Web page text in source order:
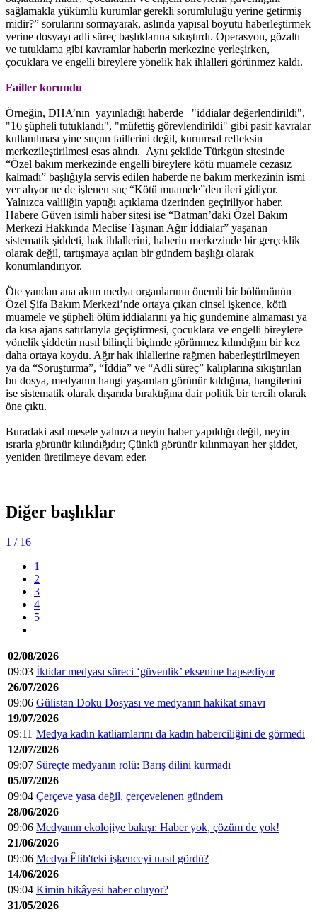
sağlamakla yükümlü kurumlar gerekli sorumluluğu yerine getirmiş
midir?” sorularını sormayarak, aslında yapısal boyutu haberleştirmek
yerine dosyayı adli süreç başlıklarına sıkıştırdı. Operasyon, gözaltı
ve tutuklama gibi kavramlar haberin merkezine yerleşirken,
çocuklara ve engelli bireylere yönelik hak ihlalleri görünmez kaldı.
Failler korundu
Örneğin, DHA’nın yayınladığı haberde "iddialar değerlendirildi",
"16 şüpheli tutuklandı", "müfettiş görevlendirildi" gibi pasif kavralar
kullanılması yine suçun faillerini değil, kurumsal refleksin
merkezileştirilmesi esas alındı. Aynı şekilde Türkgün sitesinde
“Özel bakım merkezinde engelli bireylere kötü muamele cezasız
kalmadı” başlığıyla servis edilen haberde ne bakım merkezinin ismi
yer alıyor ne de işlenen suç “Kötü muamele”den ileri gidiyor.
Yalnızca valiliğin yaptığı açıklama üzerinden geçiriliyor haber.
Habere Güven isimli haber sitesi ise “Batman’daki Özel Bakım
Merkezi Hakkında Meclise Taşınan Ağır İddialar” yaşanan
sistematik şiddeti, hak ihlallerini, haberin merkezinde bir gerçeklik
olarak değil, tartışmaya açılan bir gündem başlığı olarak
konumlandırıyor.
Öte yandan ana akım medya organlarının önemli bir bölümünün
Özel Şifa Bakım Merkezi’nde ortaya çıkan cinsel işkence, kötü
muamele ve şüpheli ölüm iddialarını ya hiç gündemine almaması ya
da kısa ajans satırlarıyla geçiştirmesi, çocuklara ve engelli bireylere
yönelik şiddetin nasıl bilinçli biçimde görünmez kılındığını bir kez
daha ortaya koydu. Ağır hak ihlallerine rağmen haberleştirilmeyen
ya da “Soruşturma”, “İddia” ve “Adli süreç” kalıplarına sıkıştırılan
bu dosya, medyanın hangi yaşamları görünür kıldığına, hangilerini
ise sistematik olarak dışarıda bıraktığına dair politik bir tercih olarak
öne çıktı.
Buradaki asıl mesele yalnızca neyin haber yapıldığı değil, neyin
ısrarla görünür kılındığıdır; Çünkü görünür kılınmayan her şiddet,
yeniden üretilmeye devam eder.
Diğer başlıklar
1 / 16
1
2
3
4
5
02/08/2026
09:03 İktidar medyası süreci ‘güvenlik’ eksenine hapsediyor
26/07/2026
09:06 Gülistan Doku Dosyası ve medyanın hakikat sınavı
19/07/2026
09:11 Medya kadın katliamlarını da kadın haberciliğini de görmedi
12/07/2026
09:07 Süreçte medyanın rolü: Barış dilini kurmadı
05/07/2026
09:04 Çerçeve yasa değil, çerçevelenen gündem
28/06/2026
09:06 Medyanın ekolojiye bakışı: Haber yok, çözüm de yok!
21/06/2026
09:06 Medya Êlih'teki işkenceyi nasıl gördü?
14/06/2026
09:04 Kimin hikâyesi haber oluyor?
31/05/2026